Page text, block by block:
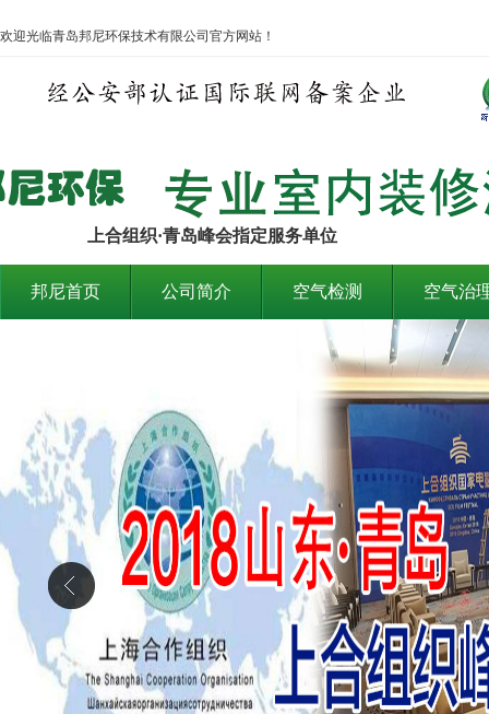
欢迎光临青岛邦尼环保技术有限公司官方网站！
上合组织·青岛峰会指定服务单位
邦尼首页 公司简介 空气检测 空气治